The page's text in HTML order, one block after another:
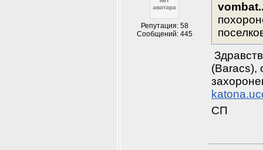
Репутация: 58
Сообщений: 445
(Baracs),
СП